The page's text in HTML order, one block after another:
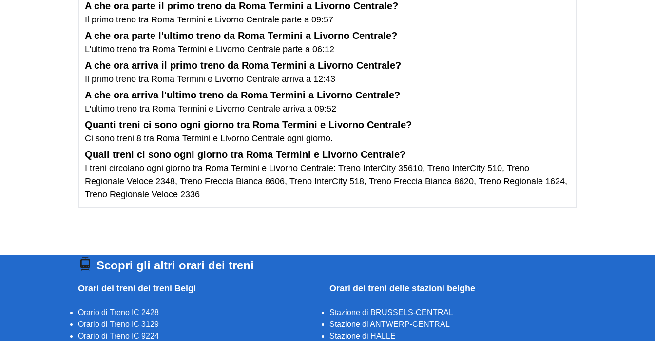
A che ora parte il primo treno da Roma Termini a Livorno Centrale?
Il primo treno tra Roma Termini e Livorno Centrale parte a 09:57
A che ora parte l'ultimo treno da Roma Termini a Livorno Centrale?
L'ultimo treno tra Roma Termini e Livorno Centrale parte a 06:12
A che ora arriva il primo treno da Roma Termini a Livorno Centrale?
Il primo treno tra Roma Termini e Livorno Centrale arriva a 12:43
A che ora arriva l'ultimo treno da Roma Termini a Livorno Centrale?
L'ultimo treno tra Roma Termini e Livorno Centrale arriva a 09:52
Quanti treni ci sono ogni giorno tra Roma Termini e Livorno Centrale?
Ci sono treni 8 tra Roma Termini e Livorno Centrale ogni giorno.
Quali treni ci sono ogni giorno tra Roma Termini e Livorno Centrale?
I treni circolano ogni giorno tra Roma Termini e Livorno Centrale: Treno InterCity 35610, Treno InterCity 510, Treno
Regionale Veloce 2348, Treno Freccia Bianca 8606, Treno InterCity 518, Treno Freccia Bianca 8620, Treno Regionale 1624,
Treno Regionale Veloce 2336
Scopri gli altri orari dei treni
Orari dei treni dei treni Belgi
Orario di Treno IC 2428
Orario di Treno IC 3129
Orario di Treno IC 9224
Orari dei treni delle stazioni belghe
Stazione di BRUSSELS-CENTRAL
Stazione di ANTWERP-CENTRAL
Stazione di HALLE